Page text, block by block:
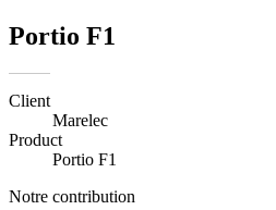
Portio F1
Client
Marelec
Product
Portio F1
Notre contribution